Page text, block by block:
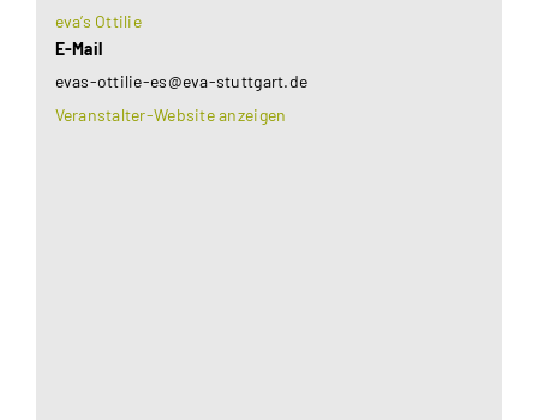
eva’s Ottilie
E-Mail
evas-ottilie-es@eva-stuttgart.de
Veranstalter-Website anzeigen